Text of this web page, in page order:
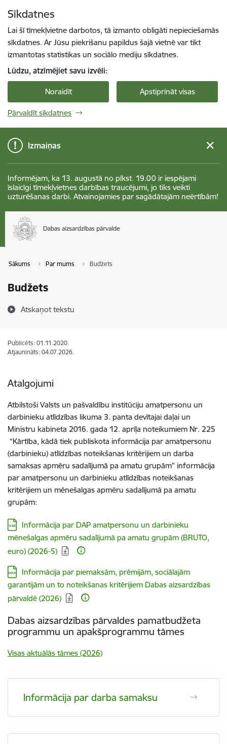
Sīkdatnes
Lai šī tīmekļvietne darbotos, tā izmanto obligāti nepieciešamās
sīkdatnes. Ar Jūsu piekrišanu papildus šajā vietnē var tikt
izmantotas statistikas un sociālo mediju sīkdatnes.
Lūdzu, atzīmējiet savu izvēli:
Noraidīt Apstiprināt visas
Pārvaldīt sīkdatnes
Izmaiņas
Informējam, ka 13. augustā no plkst. 19.00 ir iespējami
īslaicīgi tīmekļvietnes darbības traucējumi, jo tiks veikti
uzturēšanas darbi. Atvainojamies par sagādātajām neērtībām!
Sākums Par mums Budžets
Budžets
Atskaņot tekstu
Publicēts: 01.11.2020.
Atjaunināts: 04.07.2026.
Atalgojumi
Atbilstoši Valsts un pašvaldību institūciju amatpersonu un
darbinieku atlīdzības likuma 3. panta devītajai daļai un
Ministru kabineta 2016. gada 12. aprīļa noteikumiem Nr. 225
“Kārtība, kādā tiek publiskota informācija par amatpersonu
(darbinieku) atlīdzības noteikšanas kritērijiem un darba
samaksas apmēru sadalījumā pa amatu grupām” informācija
par amatpersonu un darbinieku atlīdzības noteikšanas
kritērijiem un mēnešalgas apmēru sadalījumā pa amatu
grupām:
Lejupielādēt:
Informācija par DAP amatpersonu un darbinieku
mēnešalgas apmēru sadalījumā pa amatu grupām (BRUTO,
euro) (2026-5)
Lejupielādēt:
Informācija par piemaksām, prēmijām, sociālajām
garantijām un to noteikšanas kritērijiem Dabas aizsardzības
pārvaldē (2026)
Dabas aizsardzības pārvaldes pamatbudžeta
programmu un apakšprogrammu tāmes
Visas aktuālās tāmes (2026)
Informācija par darba samaksu